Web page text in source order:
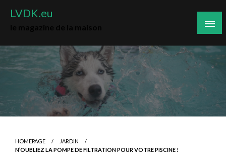
LVDK.eu
HOMEPAGE
JARDIN
N’OUBLIEZ LA POMPE DE FILTRATION POUR VOTRE PISCINE !